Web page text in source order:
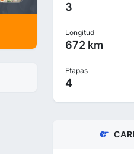
3
Longitud
672 km
Etapas
4